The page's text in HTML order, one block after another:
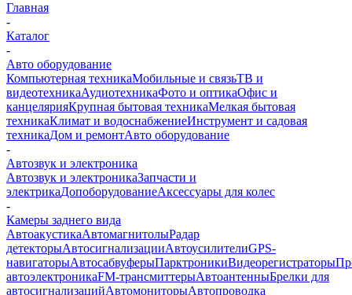
Главная
-
Каталог
-
Авто оборудование
Компьютерная техникаМобильные и связьТВ и
видеотехникаАудиотехникаФото и оптикаОфис и
канцелярияКрупная бытовая техникаМелкая бытовая
техникаКлимат и водоснабжениеИнструмент и садовая
техникаДом и ремонтАвто оборудование
-
Автозвук и электроника
Автозвук и электроникаЗапчасти и
электрикаДопоборудованиеАксессуары для колес
-
Камеры заднего вида
АвтоакустикаАвтомагнитолыРадар
детекторыАвтосигнализацииАвтоусилителиGPS-
навигаторыАвтосабвуферыПарктроникиВидеорегистраторы
автоэлектроникаFM-трансмиттерыАвтоантенныБрелки для
автосигнализацийАвтомониторыАвтопроводка